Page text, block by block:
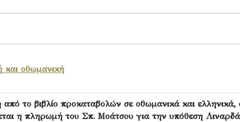
και οθωμανική
από το βιβλίο προκαταβολών σε οθωμανικά και ελληνικά,
η πληρωμή του Σπ. Μοάτσου για την υπόθεση